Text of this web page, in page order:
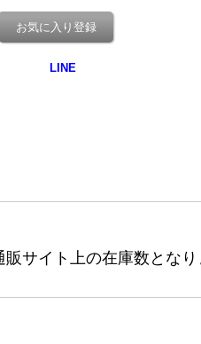
お気に入り登録
サイト上の在庫数とな